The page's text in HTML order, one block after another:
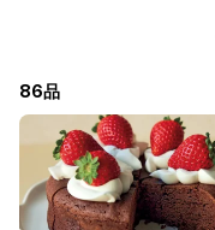
86品